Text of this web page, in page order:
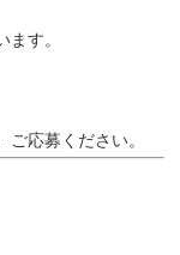
す。
応募ください。